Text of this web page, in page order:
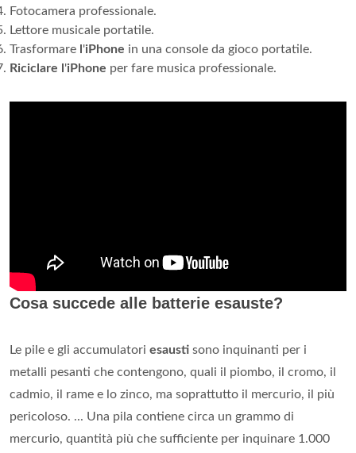
Fotocamera professionale.
Lettore musicale portatile.
Trasformare 'iPhone in una console da gioco portatile.
Riciclare l 'iPhone per fare musica professionale.
Cosa succede alle batterie esauste?
Le pile e gli accumulatori esausti sono inquinanti per i
metalli pesanti che contengono, quali il piombo, il cromo, il
cadmio, il rame e lo zinco, ma soprattutto il mercurio, il più
pericoloso. ... Una pila contiene circa un grammo di
mercurio, quantità più che sufficiente per inquinare 1.000